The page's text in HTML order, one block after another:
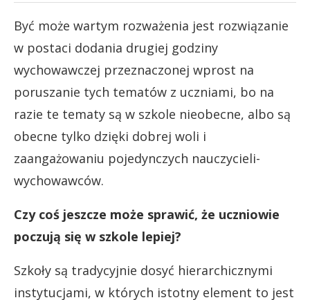
Być może wartym rozważenia jest rozwiązanie
w postaci dodania drugiej godziny
wychowawczej przeznaczonej wprost na
poruszanie tych tematów z uczniami, bo na
razie te tematy są w szkole nieobecne, albo są
obecne tylko dzięki dobrej woli i
zaangażowaniu pojedynczych nauczycieli-
wychowawców.
Czy coś jeszcze może sprawić, że uczniowie
poczują się w szkole lepiej?
Szkoły są tradycyjnie dosyć hierarchicznymi
instytucjami, w których istotny element to jest